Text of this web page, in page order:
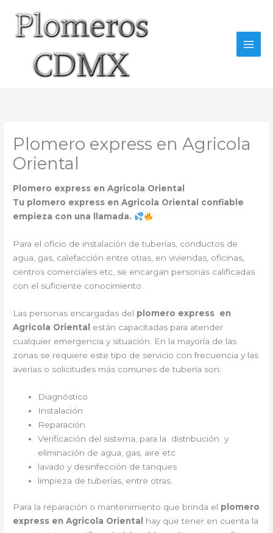
contenido
Plomero express en Agricola
Oriental
Plomero express en Agricola Oriental
Tu plomero express en Agricola Oriental confiable
empieza con una llamada.
Para el oficio de instalación de tuberías, conductos de
agua, gas, calefacción entre otras, en viviendas, oficinas,
centros comerciales etc, se encargan personas calificadas
con el suficiente conocimiento.
Las personas encargadas del plomero express en
Agricola Oriental
están capacitadas para atender
cualquier emergencia y situación. En la mayoría de las
zonas se requiere este tipo de servicio con frecuencia y las
averías o solicitudes más comunes de tubería son:
Diagnóstico
Instalación
Reparación
Verificación del sistema, para la distribución y
eliminación de agua, gas, aire etc
lavado y desinfección de tanques
limpieza de tuberías, entre otras.
Para la reparación o mantenimiento que brinda el plomero
express en Agricola Oriental
hay que tener en cuenta la